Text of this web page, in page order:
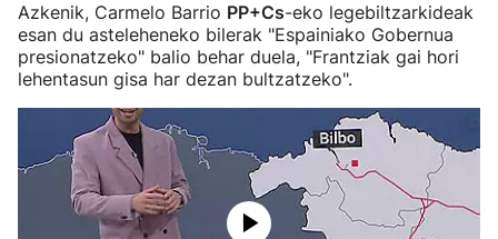
Azkenik, Carmelo Barrio PP+Cs-eko legebiltzarkideak
esan du asteleheneko bilerak "Espainiako Gobernua
presionatzeko" balio behar duela, "Frantziak gai hori
lehentasun gisa har dezan bultzatzeko".